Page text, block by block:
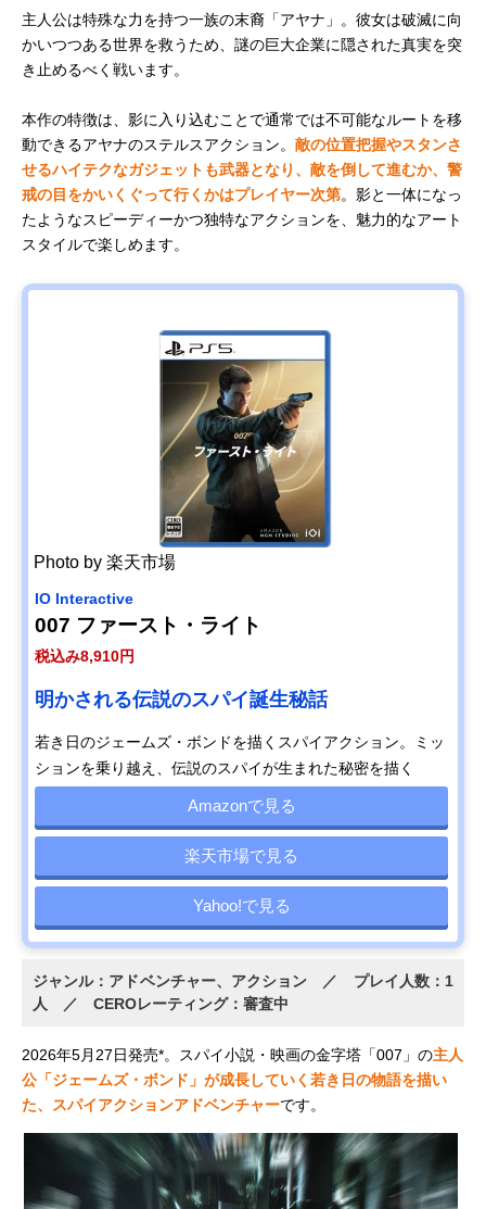
主人公は特殊な力を持つ一族の末裔「アヤナ」。彼女は破滅に向
かいつつある世界を救うため、謎の巨大企業に隠された真実を突
き止めるべく戦います。
本作の特徴は、影に入り込むことで通常では不可能なルートを移
動できるアヤナのステルスアクション。 敵の位置把握やスタンさ
せるハイテクなガジェットも武器となり、敵を倒して進むか、警
戒の目をかいくぐって行くかはプレイヤー次第。影と一体になっ
たようなスピーディーかつ独特なアクションを、魅力的なアート
スタイルで楽しめます。
Photo by 楽天市場
IO Interactive
007 ファースト・ライト
税込み8,910円
明かされる伝説のスパイ誕生秘話
若き日のジェームズ・ボンドを描くスパイアクション。ミッ
ションを乗り越え、伝説のスパイが生まれた秘密を描く
Amazonで見る
楽天市場で見る
Yahoo!で見る
ジャンル：アドベンチャー、アクション ／ プレイ人数：1
人 ／ CEROレーティング：審査中
2026年5月27日発売*。スパイ小説・映画の金字塔「007」の主人
公「ジェームズ・ボンド」が成長していく若き日の物語を描い
た、スパイアクションアドベンチャーです。